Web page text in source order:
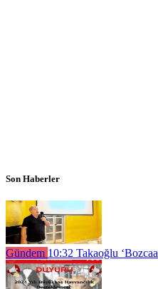
Son Haberler
Gündem 10:32 Takaoğlu